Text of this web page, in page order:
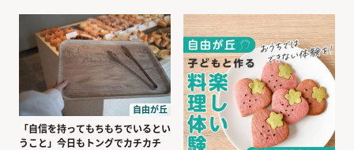
自由が丘
「自信を持ってもちもちでいるとい
うこと」今日もトングでカチカチ